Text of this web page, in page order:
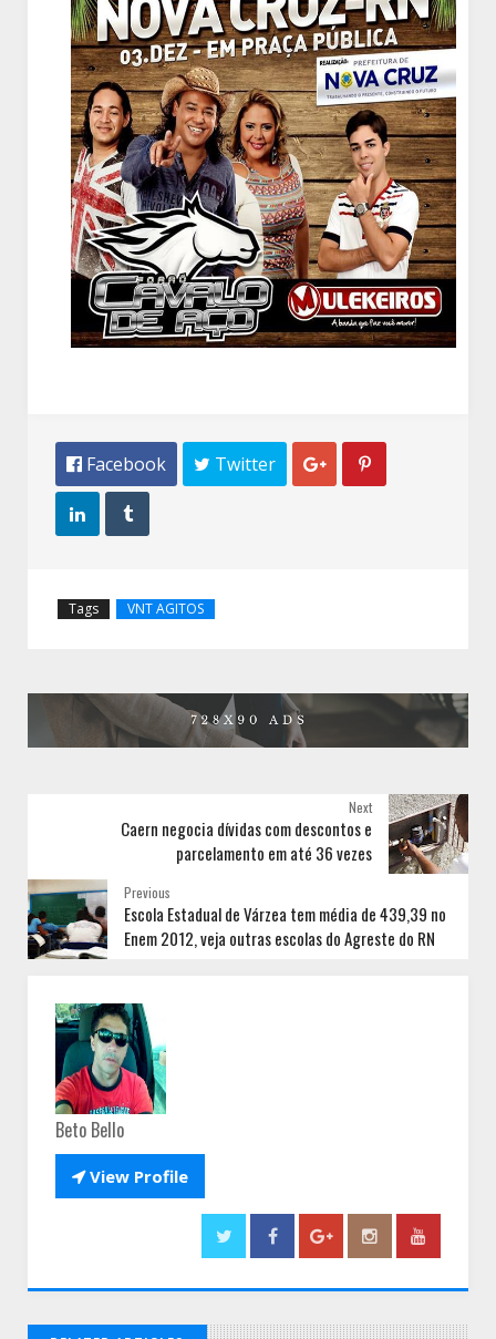
 Facebook  Twitter  
 
Tags VNT AGITOS
Next
Caern negocia dívidas com descontos e
parcelamento em até 36 vezes
Previous
Escola Estadual de Várzea tem média de 439,39 no
Enem 2012, veja outras escolas do Agreste do RN
Beto Bello
View Profile